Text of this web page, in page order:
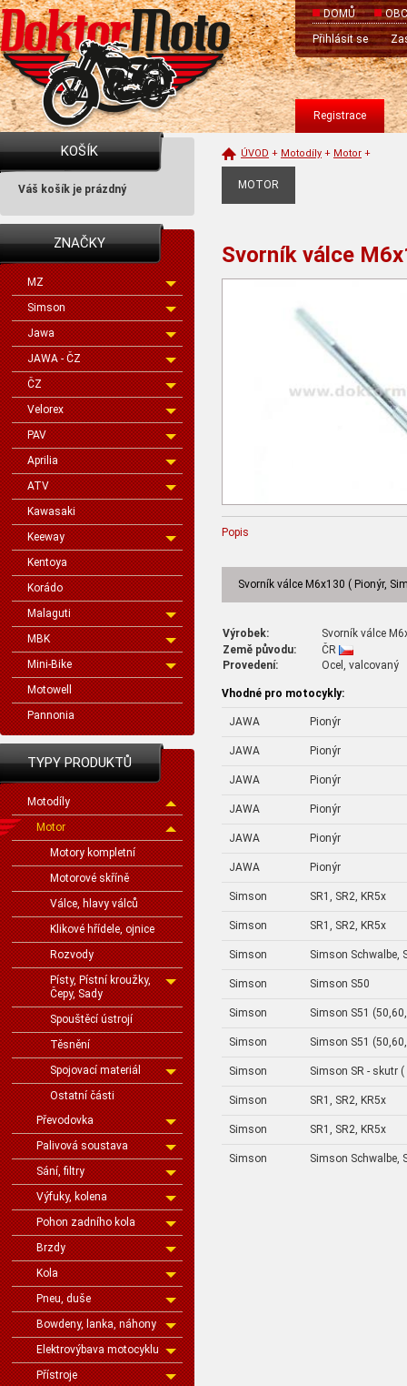
DOMŮ
Přihlásit se
Registrace
KOŠÍK
Váš košík je prázdný
ZNAČKY
MZ
Simson
Jawa
JAWA - ČZ
ČZ
Velorex
PAV
Aprilia
ATV
Kawasaki
Keeway
Kentoya
Korádo
Malaguti
MBK
Mini-Bike
Motowell
Pannonia
TYPY PRODUKTŮ
Motodíly
Motor
Motory kompletní
Motorové skříně
Válce, hlavy válců
Klikové hřídele, ojnice
Rozvody
Písty, Pístní kroužky,
Čepy, Sady
Spouštěcí ústrojí
Těsnění
Spojovací materiál
Ostatní části
Převodovka
Palivová soustava
Sání, filtry
Výfuky, kolena
Pohon zadního kola
Brzdy
Kola
Pneu, duše
Bowdeny, lanka, náhony
Elektrovýbava motocyklu
Přístroje
ÚVOD + Motodíly + Motor +
MOTOR
Svorník válce
Popis
Svorník válce M6x130 ( Pionýr,
Výrobek:
Svorník válce
Země původu:
ČR
Provedení:
Ocel, valcovaný
Vhodné pro motocykly:
JAWA Pionýr
JAWA Pionýr
JAWA Pionýr
JAWA Pionýr
JAWA Pionýr
JAWA Pionýr
Simson SR1, SR2, KR5x
Simson SR1, SR2, KR5x
Simson Simson Schwalbe,
Simson Simson S50
Simson Simson S51
Simson Simson S51
Simson Simson SR - skutr
Simson SR1, SR2, KR5x
Simson SR1, SR2, KR5x
Simson Simson Schwalbe,